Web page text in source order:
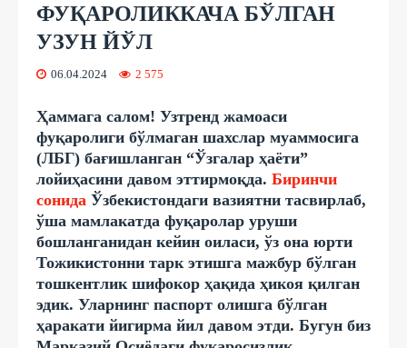
ФУҚАРОЛИККАЧА БЎЛГАН
УЗУН ЙЎЛ
06.04.2024 2 575
Ҳаммага салом! Узтренд жамоаси
фуқаролиги бўлмаган шахслар муаммосига
(ЛБГ) бағишланган “Ўзгалар ҳаёти”
лойиҳасини давом эттирмоқда. Биринчи
сонида Ўзбекистондаги вазиятни тасвирлаб,
ўша мамлакатда фуқаролар уруши
бошланганидан кейин оиласи, ўз она юрти
Тожикистонни тарк этишга мажбур бўлган
тошкентлик шифокор ҳақида ҳикоя қилган
эдик. Уларнинг паспорт олишга бўлган
ҳаракати йигирма йил давом этди. Бугун биз